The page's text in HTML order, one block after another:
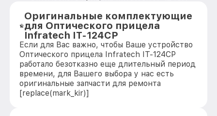
Оригинальные комплектующие
для Оптического прицела
Infratech IT-124CP
Если для Вас важно, чтобы Ваше устройство
Оптического прицела Infratech IT-124CP
работало безотказно еще длительный период
времени, для Вашего выбора у нас есть
оригинальные запчасти для ремонта
[replace(mark_kir)]